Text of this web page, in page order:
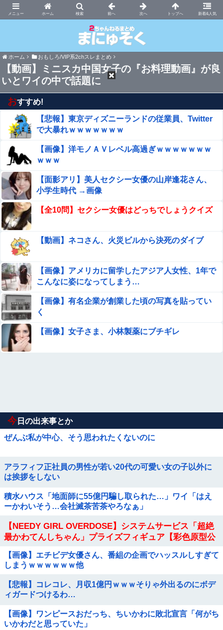
ホーム 新着&人気
まにゅそく 2chまとめニュース速報VIP
ホーム おもしろ/VIP系2chスレまとめ
【動画】ミニスカ中国女子の『お料理動画』が良
いとワイの中で話題に
おすすめ!
【悲報】東京ディズニーランドの従業員、Twitter
で大暴れｗｗｗｗｗｗｗ
【画像】洋モノＡＶレベル高過ぎｗｗｗｗｗｗｗ
ｗｗｗ
【面影アリ】美人セクシー女優の山岸逢花さん、
小学生時代 →画像
【全10問】セクシー女優はどっちでしょうクイズ
【動画】ネコさん、火災ビルから決死のダイブ
【画像】アメリカに留学したアジア人女性、1年で
こんなに姿になってしまう…
【画像】有名企業が創業した頃の写真を貼ってい
く
【画像】女子さま、小林製薬にブチギレ
今 日の出来事とか
ぜんぶ私が中心、そう思われたくないのに
アラフィフ正社員の男性が若い20代の可愛い女の子以外に
は挨拶をしない
積水ハウス「地面師に55億円騙し取られた…」ワイ「はえ
ーかわいそう…会社滅茶苦茶やろなぁ」
【NEEDY GIRL OVERDOSE】システムサービス「超絶
最かわてんしちゃん」プライズフィギュア【彩色原型公
【画像】エチビデ女優さん、番組の企画でハッスルしすぎて
しまうｗｗｗｗｗｗ他
【悲報】コレコレ、月収1億円ｗｗｗそりゃ外出るのにボデ
ィガードつけるわ…
【画像】ワンピースおだっち、ちいかわに敗北宣言「何がち
いかわだと思っていた」